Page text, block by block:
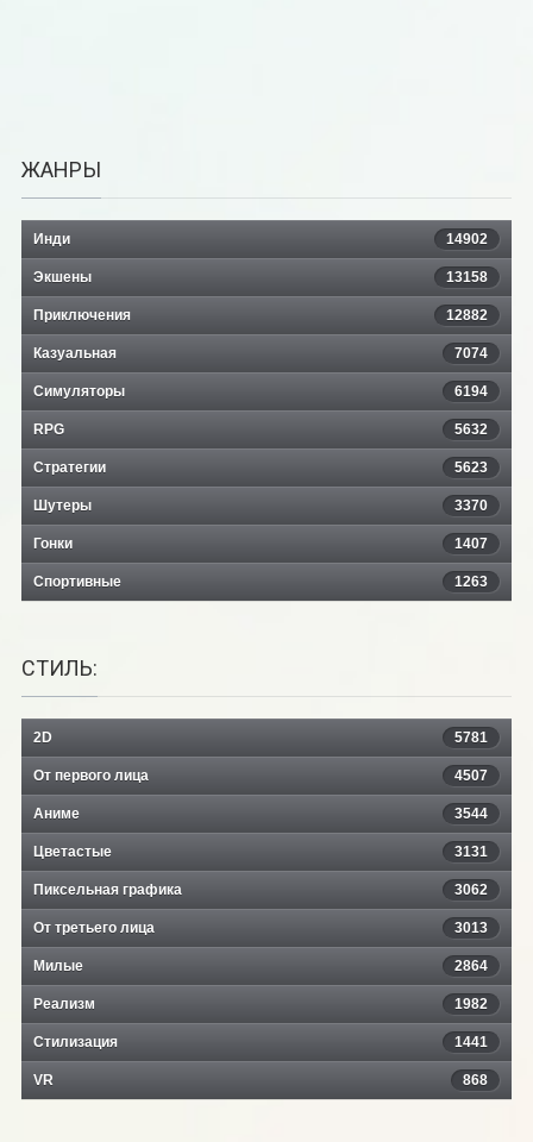
ЖАНРЫ
Инди 14902
Экшены 13158
Приключения 12882
Казуальная 7074
Симуляторы 6194
RPG 5632
Стратегии 5623
Шутеры 3370
Гонки 1407
Спортивные 1263
СТИЛЬ:
2D 5781
От первого лица 4507
Аниме 3544
Цветастые 3131
Пиксельная графика 3062
От третьего лица 3013
Милые 2864
Реализм 1982
Стилизация 1441
VR 868